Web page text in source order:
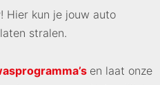
! Hier kun je jouw auto
stralen.
en laat onze